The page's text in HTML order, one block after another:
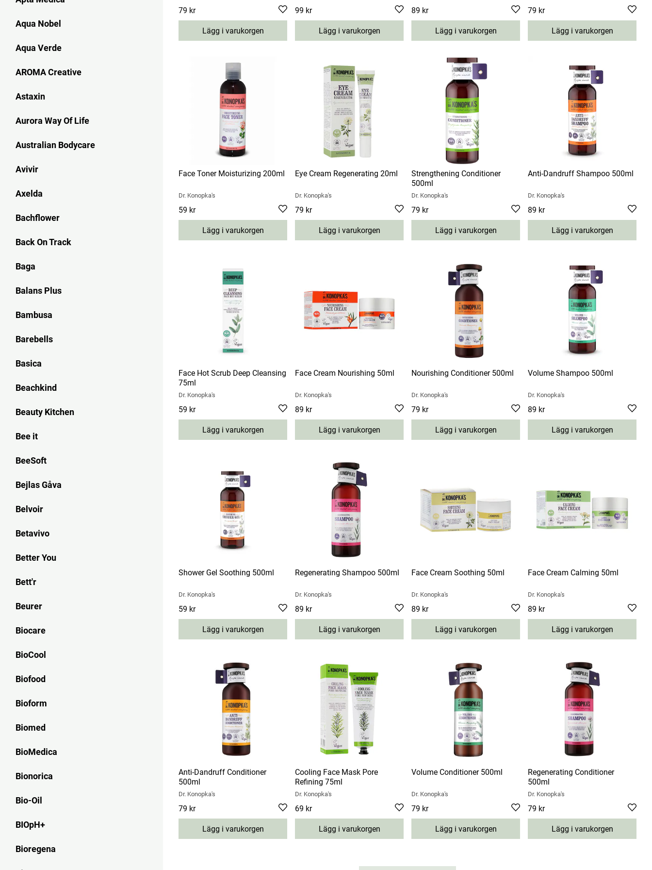
Aqua Nobel
Aqua Verde
AROMA Creative
Astaxin
Aurora Way Of Life
Australian Bodycare
Avivir
Axelda
Bachflower
Back On Track
Baga
Balans Plus
Bambusa
Barebells
Basica
Beachkind
Beauty Kitchen
Bee it
BeeSoft
Bejlas Gåva
Belvoir
Betavivo
Better You
Bett'r
Beurer
Biocare
BioCool
Biofood
Bioform
Biomed
BioMedica
Bionorica
Bio-Oil
BIOpH+
Bioregena
Pris:79 kr
79 kr
Lägg i varukorgen
Pris:99 kr
99 kr
Lägg i varukorgen
Pris:89 kr
89 kr
Lägg i varukorgen
Pris:79 kr
79 kr
Lägg i varukorgen
Face Toner Moisturizing 200ml
Dr. Konopka's
Pris:59 kr
59 kr
Lägg i varukorgen
Eye Cream Regenerating 20ml
Dr. Konopka's
Pris:79 kr
79 kr
Lägg i varukorgen
Strengthening Conditioner
500ml
Dr. Konopka's
Pris:79 kr
79 kr
Lägg i varukorgen
Anti-Dandruff Shampoo 500ml
Dr. Konopka's
Pris:89 kr
89 kr
Lägg i varukorgen
Face Hot Scrub Deep Cleansing
75ml
Dr. Konopka's
Pris:59 kr
59 kr
Lägg i varukorgen
Face Cream Nourishing 50ml
Dr. Konopka's
Pris:89 kr
89 kr
Lägg i varukorgen
Nourishing Conditioner 500ml
Dr. Konopka's
Pris:79 kr
79 kr
Lägg i varukorgen
Volume Shampoo 500ml
Dr. Konopka's
Pris:89 kr
89 kr
Lägg i varukorgen
Shower Gel Soothing 500ml
Dr. Konopka's
Pris:59 kr
59 kr
Lägg i varukorgen
Regenerating Shampoo 500ml
Dr. Konopka's
Pris:89 kr
89 kr
Lägg i varukorgen
Face Cream Soothing 50ml
Dr. Konopka's
Pris:89 kr
89 kr
Lägg i varukorgen
Face Cream Calming 50ml
Dr. Konopka's
Pris:89 kr
89 kr
Lägg i varukorgen
Anti-Dandruff Conditioner
500ml
Dr. Konopka's
Pris:79 kr
79 kr
Lägg i varukorgen
Cooling Face Mask Pore
Refining 75ml
Dr. Konopka's
Pris:69 kr
69 kr
Lägg i varukorgen
Volume Conditioner 500ml
Dr. Konopka's
Pris:79 kr
79 kr
Lägg i varukorgen
Regenerating Conditioner
500ml
Dr. Konopka's
Pris:79 kr
79 kr
Lägg i varukorgen